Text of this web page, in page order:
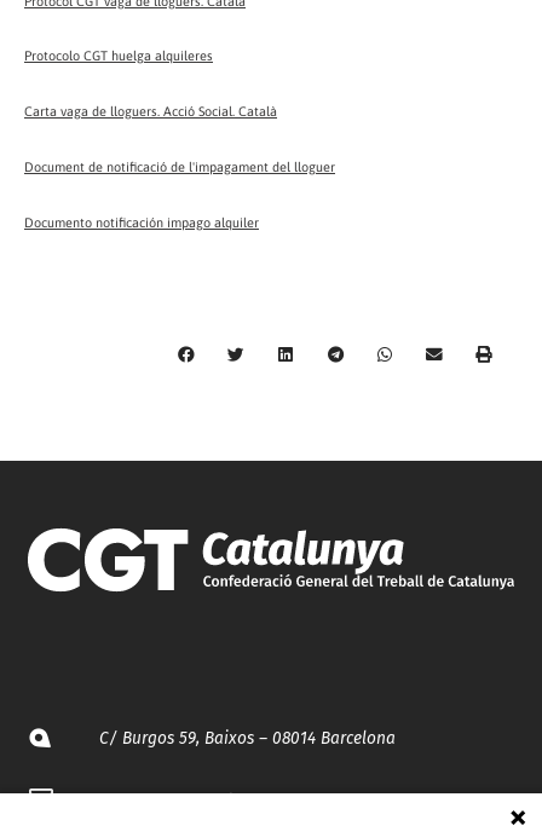
Protocolo CGT huelga alquileres
Carta vaga de lloguers. Acció Social. Català
Document de notificació de l'impagament del lloguer
Documento notificación impago alquiler
C/ Burgos 59, Baixos – 08014 Barcelona